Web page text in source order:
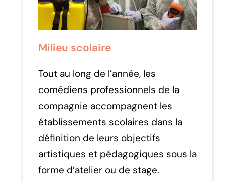
Milieu scolaire
Tout au long de l’année, les
comédiens professionnels de la
compagnie accompagnent les
établissements scolaires dans la
définition de leurs objectifs
artistiques et pédagogiques sous la
forme d’atelier ou de stage.